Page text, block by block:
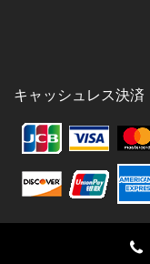
キャッシュレス決済